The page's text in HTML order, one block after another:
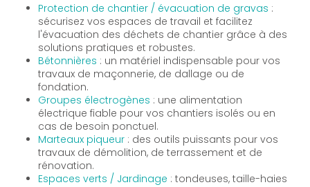
Protection de chantier / évacuation de gravas :
sécurisez vos espaces de travail et facilitez
l'évacuation des déchets de chantier grâce à des
solutions pratiques et robustes.
Bétonnières : un matériel indispensable pour vos
travaux de maçonnerie, de dallage ou de
fondation.
Groupes électrogènes : une alimentation
électrique fiable pour vos chantiers isolés ou en
cas de besoin ponctuel.
Marteaux piqueur : des outils puissants pour vos
travaux de démolition, de terrassement et de
rénovation.
Espaces verts / Jardinage : tondeuses, taille-haies